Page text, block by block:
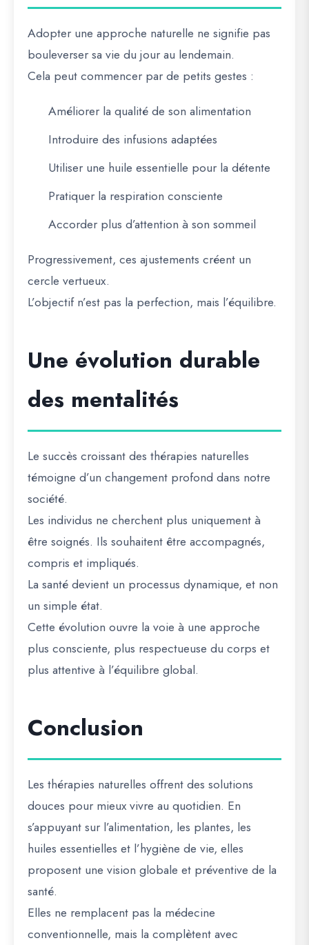
Adopter une approche naturelle ne signifie pas
bouleverser sa vie du jour au lendemain.
Cela peut commencer par de petits gestes :
Améliorer la qualité de son alimentation
Introduire des infusions adaptées
Utiliser une huile essentielle pour la détente
Pratiquer la respiration consciente
Accorder plus d’attention à son sommeil
Progressivement, ces ajustements créent un
cercle vertueux.
L’objectif n’est pas la perfection, mais l’équilibre.
Une évolution durable
des mentalités
Le succès croissant des thérapies naturelles
témoigne d’un changement profond dans notre
société.
Les individus ne cherchent plus uniquement à
être soignés. Ils souhaitent être accompagnés,
compris et impliqués.
La santé devient un processus dynamique, et non
un simple état.
Cette évolution ouvre la voie à une approche
plus consciente, plus respectueuse du corps et
plus attentive à l’équilibre global.
Conclusion
Les thérapies naturelles offrent des solutions
douces pour mieux vivre au quotidien. En
s’appuyant sur l’alimentation, les plantes, les
huiles essentielles et l’hygiène de vie, elles
proposent une vision globale et préventive de la
santé.
Elles ne remplacent pas la médecine
conventionnelle, mais la complètent avec